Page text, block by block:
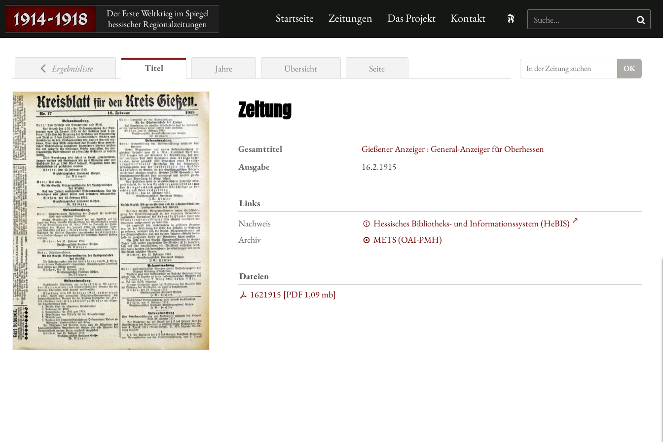
Der Erste Weltkrieg im Spiegel
hessischer Regionalzeitungen
Startseite Zeitungen Das Projekt Kontakt
Ergebnisliste Titel Jahre Übersicht Seite
Zeitung
Gesamttitel
Gießener Anzeiger : General-Anzeiger für Oberhessen
Ausgabe
16.2.1915
Links
Nachweis
Hessisches Bibliotheks- und Informationssystem (HeBIS)
Archiv
METS (OAI-PMH)
Dateien
1621915 [PDF1,09 mb]